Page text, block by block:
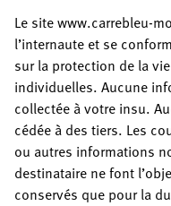
Le site www.carrebleu-
l’internaute et se
sur la protection de la
individuelles. Aucune
collectée à votre insu.
cédée à des tiers. Les
ou autres informations
destinataire ne font
conservés que pour la